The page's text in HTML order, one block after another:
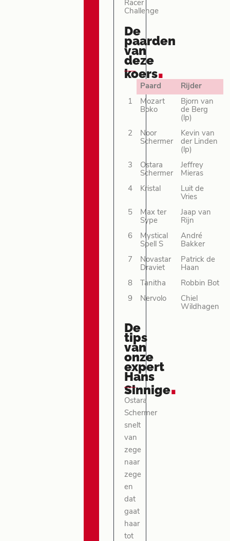
Racer
Challenge
De
paarden
van
deze
koers.
Paard
Rijder
1
Mozart
Boko
Bjorn van
de Berg
(lp)
2
Noor
Schermer
Kevin van
der Linden
(lp)
3
Ostara
Schermer
Jeffrey
Mieras
4
Kristal
Luit de
Vries
5
Max ter
Sype
Jaap van
Rijn
6
Mystical
Spell S
André
Bakker
7
Novastar
Draviet
Patrick de
Haan
8
Tanitha
Robbin Bot
9
Nervolo
Chiel
Wildhagen
De
tips
van
onze
expert
Hans
Sinnige.
Ostara
Schermer
snelt
van
zege
naar
zege
en
dat
gaat
haar
tot